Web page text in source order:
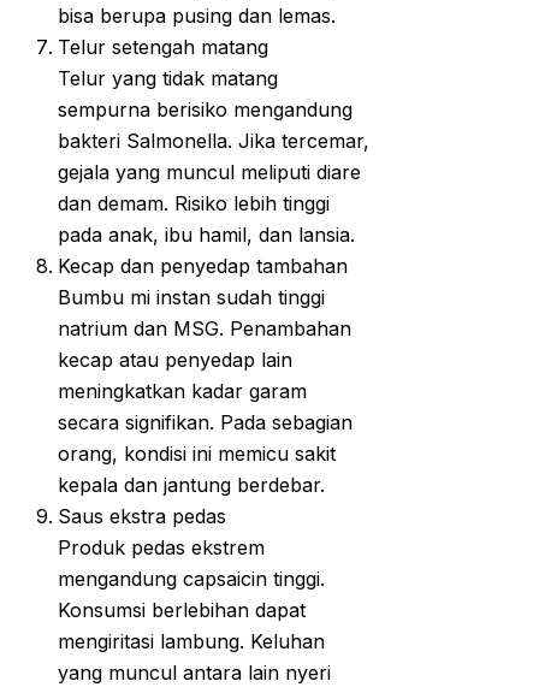
bisa berupa pusing dan lemas.
Telur setengah matang
Telur yang tidak matang
sempurna berisiko mengandung
bakteri Salmonella. Jika tercemar,
gejala yang muncul meliputi diare
dan demam. Risiko lebih tinggi
pada anak, ibu hamil, dan lansia.
Kecap dan penyedap tambahan
Bumbu mi instan sudah tinggi
natrium dan MSG. Penambahan
kecap atau penyedap lain
meningkatkan kadar garam
secara signifikan. Pada sebagian
orang, kondisi ini memicu sakit
kepala dan jantung berdebar.
Saus ekstra pedas
Produk pedas ekstrem
mengandung capsaicin tinggi.
Konsumsi berlebihan dapat
mengiritasi lambung. Keluhan
yang muncul antara lain nyeri